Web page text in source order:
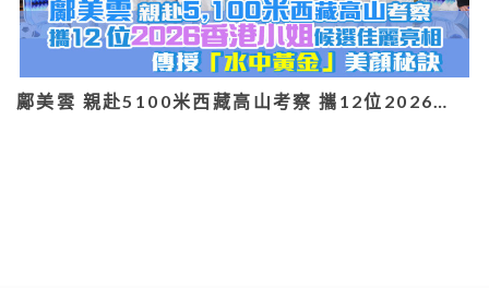
鄺美雲 親赴5100米西藏高山考察 攜12位2026…